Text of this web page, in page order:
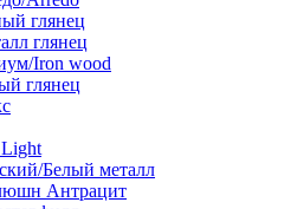
глянец
глянец
Iron wood
глянец
Light
Белый металл
Антрацит